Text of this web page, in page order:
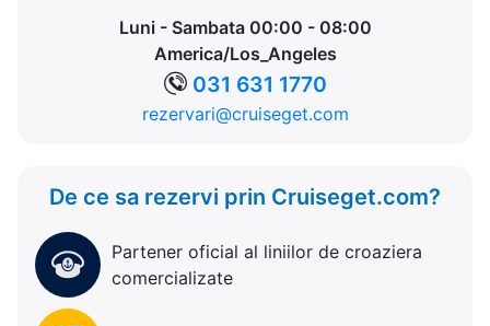
Luni - Sambata 00:00 - 08:00
America/Los_Angeles
031 631 1770
rezervari@cruiseget.com
De ce sa rezervi prin Cruiseget.com?
Partener oficial al liniilor de croaziera
comercializate